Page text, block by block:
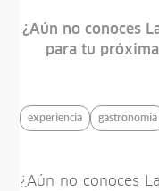
¿Aún no conoces
para tu
experiencia gastronomia
¿Aún no conoces